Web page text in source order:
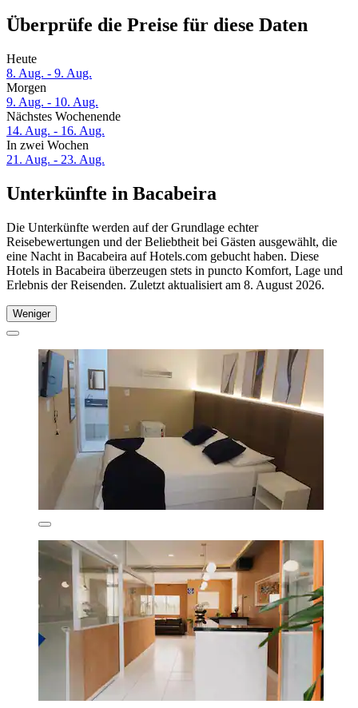
Überprüfe die Preise für diese Daten
Heute
8. Aug. - 9. Aug.
Morgen
9. Aug. - 10. Aug.
Nächstes Wochenende
14. Aug. - 16. Aug.
In zwei Wochen
21. Aug. - 23. Aug.
Unterkünfte in Bacabeira
Die Unterkünfte werden auf der Grundlage echter
Reisebewertungen und der Beliebtheit bei Gästen ausgewählt, die
eine Nacht in Bacabeira auf Hotels.com gebucht haben. Diese
Hotels in Bacabeira überzeugen stets in puncto Komfort, Lage und
Erlebnis der Reisenden. Zuletzt aktualisiert am 8. August 2026.
Weniger